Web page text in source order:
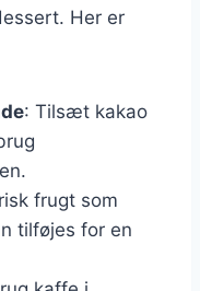
Her er
: Tilsæt kakao
frugt som
tilføjes for en